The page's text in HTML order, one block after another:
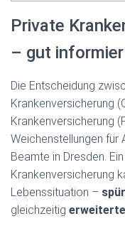
Private
– gut
Die Entscheidung
Krankenversicherung
Krankenversicherung
Weichenstellungen für
Beamte in Dresden.
Krankenversicherung
Lebenssituation –
gleichzeitig